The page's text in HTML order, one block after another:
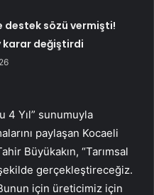
destek sözü vermişti!
karar değiştirdi
4 Yıl” sunumuyla
paylaşan Kocaeli
Büyükakın, “Tarımsal
gerçekleştireceğiz.
için üreticimiz için